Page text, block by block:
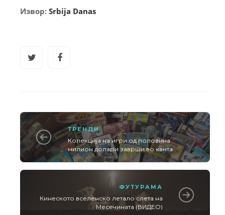
Извор: Srbija Danas
ТРЕНДИ
Колекција на игри од половина
милион долари заврши во канта
ФУТУРАМА
Кинеското вселенско летало слета на
Месечината (ВИДЕО)